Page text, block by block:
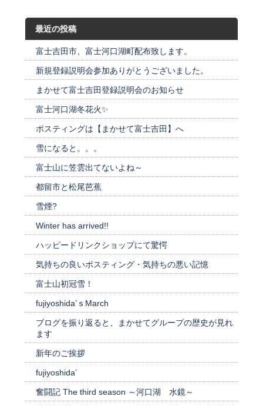
最近の投稿
富士吉田市、富士河口湖町配布致します。
新規登録説明会参加ありがとうございました。
まかせて富士吉田登録説明会のお知らせ
富士河口湖冬花火✨
ポスティングは【まかせて富士吉田】へ
雪になると。。。
富士山に笠雲出てないよね～
都留市と松尾芭蕉
雪煙?
Winter has arrived!!
ハッピードリンクショップにて驚愕
気持ちの良いポスティング・気持ちの悪い記憶
富士山初冠雪！
fujiyoshida’ｓMarch
ブログを振り返ると、まかせてグループの歴史が見れ
ます
新年のご挨拶
fujiyoshida’
奮闘記 The third season ～河口湖 水鏡～